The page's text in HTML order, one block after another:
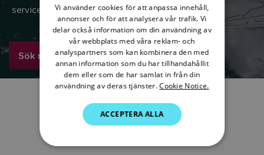
servicecenter
Sök nu
FRENCH
DANISH
ITALIAN
SWEDISH
DUTCH
Vi använder cookies för att anpassa innehåll,
annonser och för att analysera vår trafik. Vi
delar också information om din användning av
vår webbplats med våra reklam- och
analyspartners som kan kombinera den med
annan information som du har tillhandahållit
dem eller som de har samlat in från din
användning av deras tjänster. Cookie Notice.
ACCEPTERA ALLA